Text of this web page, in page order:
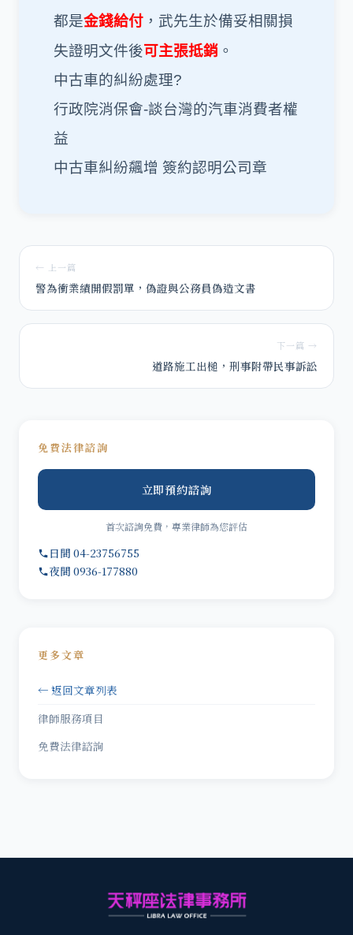
都是金錢給付 ，武先生於備妥相關損
失證明文件後可主張抵銷 。
中古車的糾紛處理?
行政院消保會-談台灣的汽車消費者權
益
中古車糾紛飆增 簽約認明公司章
← 上一篇
警為衝業績開假罰單，偽證與公務員偽造文書
下一篇 →
道路施工出槌，刑事附帶民事訴訟
免費法律諮詢
立即預約諮詢
首次諮詢免費，專業律師為您評估
日間 04-23756755
夜間 0936-177880
更多文章
← 返回文章列表
律師服務項目
免費法律諮詢